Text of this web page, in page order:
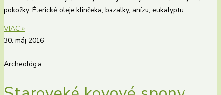
pokožky. Éterické oleje klinčeka, bazalky, anízu, eukalyptu.
VIAC »
30. máj 2016
Archeológia